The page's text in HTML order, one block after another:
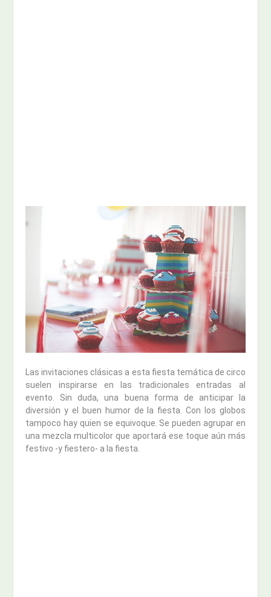
Las invitaciones clásicas a esta fiesta temática de circo
suelen inspirarse en las tradicionales entradas al
evento. Sin duda, una buena forma de anticipar la
diversión y el buen humor de la fiesta. Con los globos
tampoco hay quien se equivoque. Se pueden agrupar en
una mezcla multicolor que aportará ese toque aún más
festivo -y fiestero- a la fiesta.